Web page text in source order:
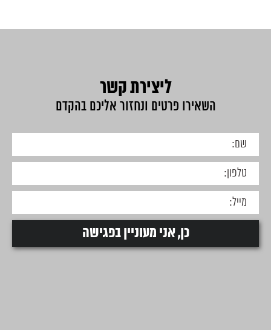
ליצירת קשר
השאירו פרטים ונחזור אליכם בהקדם